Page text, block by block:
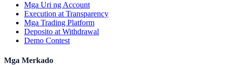
Mga Uri ng Account
Execution at Transparency
Mga Trading Platform
Deposito at Withdrawal
Demo Contest
Mga Merkado